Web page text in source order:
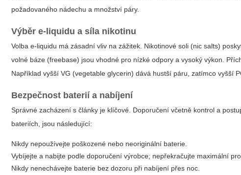
požadovaného nádechu a množství páry.
Výběr e-liquidu a síla nikotinu
Volba e-liquidu má zásadní vliv na zážitek. Nikotinové soli (nic salts)
volné báze (freebase) jsou vhodné pro nízké odpory a vysoký výkon.
Například vyšší VG (vegetable glycerin) dává hustší páru, zatímco vyšší
Bezpečnost baterií a nabíjení
Správné zacházení s články je klíčové. Doporučení včetně kontrol a
bateriích, jsou následující:
Nikdy nepoužívejte poškozené nebo neoriginální baterie.
Vybíjejte a nabijte podle doporučení výrobce; nepřekračujte maximální
Nikdy nenechávejte baterie bez dozoru při nabíjení přes noc.